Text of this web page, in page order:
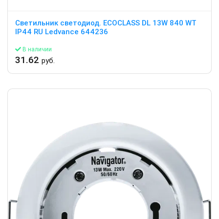
Светильник светодиод. ECOCLASS DL 13W 840 WT
IP44 RU Ledvance 644236
В наличии
31.62 руб.